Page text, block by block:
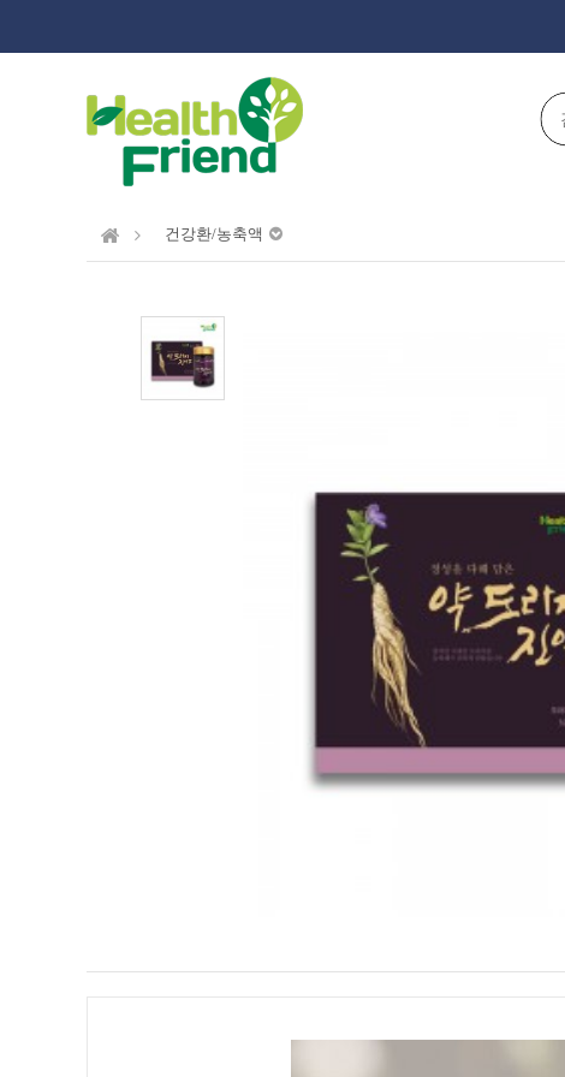
건강환/농축액